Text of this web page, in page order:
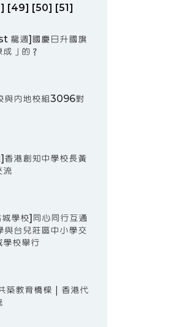
[49] [50] [51]
週]國慶日升國旗
」的？
與內地校組3096對
港創知中學校長黃
流
學校]同心同行互通
台兒莊區中小學交
學校舉行
築教育橋樑｜香港代